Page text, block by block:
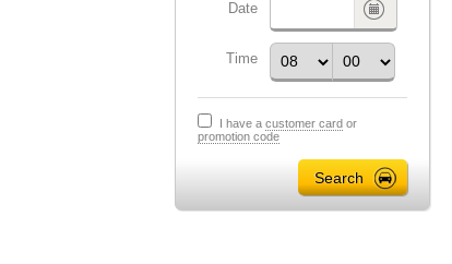
Date
Time
I have a customer card or
promotion code